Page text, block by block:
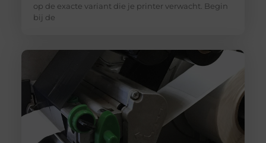
op de exacte variant die je printer verwacht. Begin
bij de